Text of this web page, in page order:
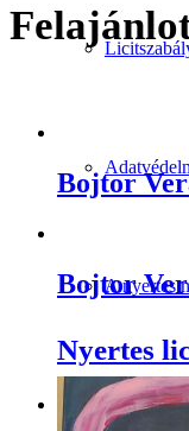
A nyertes
Belépés
Bojtor
Bojtor
Nyertes